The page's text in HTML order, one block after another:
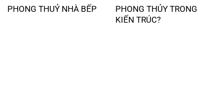
PHONG THUỶ NHÀ BẾP
PHONG THỦY TRONG
KIẾN TRÚC?